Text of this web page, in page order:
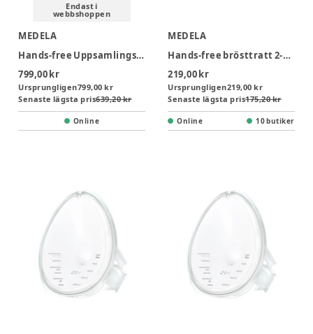
Endast i
webbshoppen
MEDELA
Hands-free Uppsamlingskupor- 2-pack
799,00 kr
Ursprungligen799,00 kr
Senaste lägsta pris639,20 kr
Online
MEDELA
Hands-free brösttratt 2-pack
219,00 kr
Ursprungligen219,00 kr
Senaste lägsta pris175,20 kr
Online 10 butiker